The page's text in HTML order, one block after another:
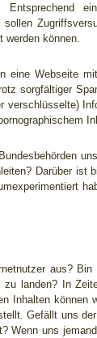
sollen
werden können.
eine Webseite
sorgfältiger
verschlüsselte)
Darüber ist
aus?
zu landen? In
Inhalten
Gefällt uns
Wenn uns